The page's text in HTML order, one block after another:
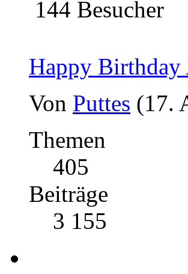
144 Besucher
Happy
Von Puttes (17.
Themen
405
Beiträge
3 155